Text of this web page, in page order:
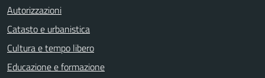
Autorizzazioni
Catasto e urbanistica
Cultura e tempo libero
Educazione e formazione